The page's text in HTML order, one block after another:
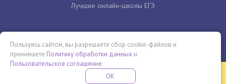
Лучшие онлайн-школы ЕГЭ
Бесплатная летняя школа
Пользуясь сайтом, вы разрешаете сбор cookie-файлов и
принимаете Политику обработки данных и
Пользовательское соглашение.
OK